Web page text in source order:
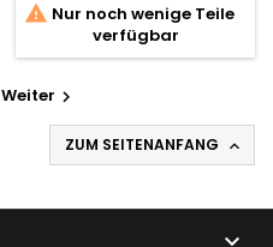
 Nur noch wenige Teile
verfügbar
Weiter 
ZUM SEITENANFANG 